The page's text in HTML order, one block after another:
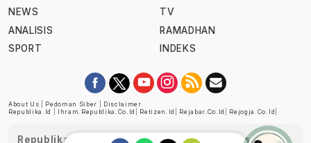
NEWS
ANALISIS
SPORT
TV
RAMADHAN
INDEKS
About Us Pedoman Siber
Disclaimer
Republika.id
Ihram.republika.co.id Retizen.id Rejabar.co.id Rejogja.co.id
Republika telah diverifikasi oleh Dewan Pers